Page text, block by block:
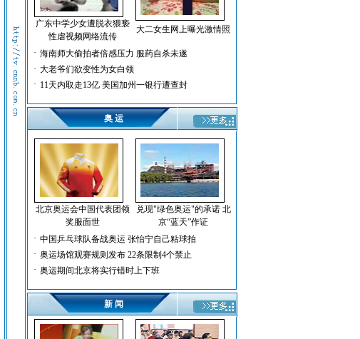
广东中学少女遭脱衣猥亵
性虐视频网络流传
大二女生网上曝光激情照
· 海南师大偷拍者倍感压力 服药自杀未遂
· 大老爷们欲变性为女白领
· 11天内取走13亿 美国加州一银行遭查封
奥 运
北京奥运会中国代表团领
奖服面世
兑现"绿色奥运"的承诺 北
京“蓝天”作证
· 中国乒乓球队备战奥运 张怡宁自己粘球拍
· 奥运场馆观赛规则发布 22条限制4个禁止
· 奥运期间北京将实行错时上下班
新 闻